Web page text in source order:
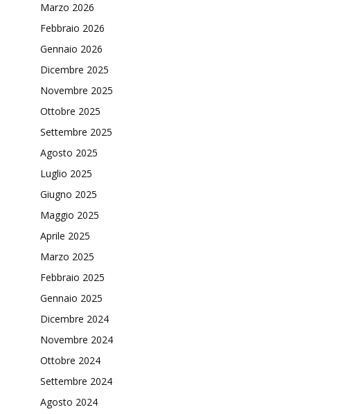
Marzo 2026
Febbraio 2026
Gennaio 2026
Dicembre 2025
Novembre 2025
Ottobre 2025
Settembre 2025
Agosto 2025
Luglio 2025
Giugno 2025
Maggio 2025
Aprile 2025
Marzo 2025
Febbraio 2025
Gennaio 2025
Dicembre 2024
Novembre 2024
Ottobre 2024
Settembre 2024
Agosto 2024